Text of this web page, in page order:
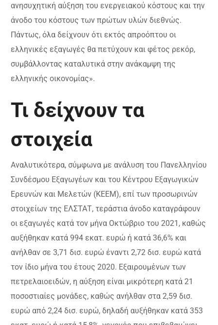
ανησυχητική αύξηση του ενεργειακού κόστους και την
άνοδο του κόστους των πρώτων υλών διεθνώς.
Πάντως, όλα δείχνουν ότι εκτός απροόπτου οι
ελληνικές εξαγωγές θα πετύχουν και φέτος ρεκόρ,
συμβάλλοντας καταλυτικά στην ανάκαμψη της
ελληνικής οικονομίας».
Τι δείχνουν τα
στοιχεία
Αναλυτικότερα, σύμφωνα με ανάλυση του Πανελληνίου
Συνδέσμου Εξαγωγέων και του Κέντρου Εξαγωγικών
Ερευνών και Μελετών (ΚΕΕΜ), επί των προσωρινών
στοιχείων της ΕΛΣΤΑΤ, τεράστια άνοδο καταγράφουν
οι εξαγωγές κατά τον μήνα Οκτώβριο του 2021, καθώς
αυξήθηκαν κατά 994 εκατ. ευρώ ή κατά 36,6% και
ανήλθαν σε 3,71 δισ. ευρώ έναντι 2,72 δισ. ευρώ κατά
τον ίδιο μήνα του έτους 2020. Εξαιρουμένων των
πετρελαιοειδών, η αύξηση είναι μικρότερη κατά 21
ποσοστιαίες μονάδες, καθώς ανήλθαν στα 2,59 δισ.
ευρώ από 2,24 δισ. ευρώ, δηλαδή αυξήθηκαν κατά 353